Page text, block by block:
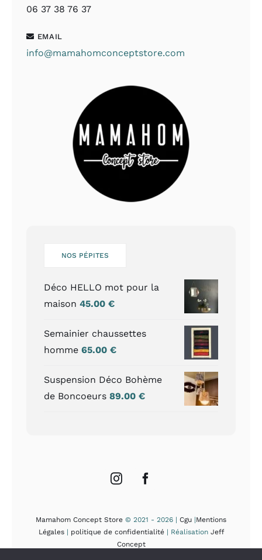
06 37 38 76 37
EMAIL
info@mamahomconceptstore.com
NOS PÉPITES
Déco HELLO mot pour la
maison 45.00€
Semainier chaussettes
homme 65.00€
Suspension Déco Bohème
de Boncoeurs 89.00€
Mamahom Concept Store © 2021 - 2026 | Cgu |Mentions
Légales| politique de confidentialité| Réalisation Jeff
Concept